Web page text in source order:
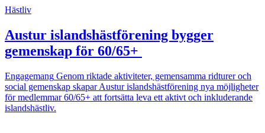
Hästliv
Austur islandshästförening bygger
gemenskap för 60/65+
Engagemang Genom riktade aktiviteter, gemensamma ridturer och
social gemenskap skapar Austur islandshästförening nya möjligheter
för medlemmar 60/65+ att fortsätta leva ett aktivt och inkluderande
islandshästliv.